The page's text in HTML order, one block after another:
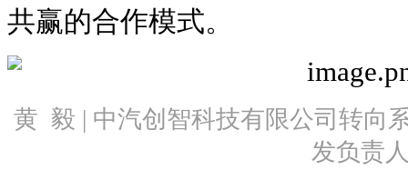
共赢的合作模式。
黄 毅 | 中汽创智科技有限公司转向
发负责